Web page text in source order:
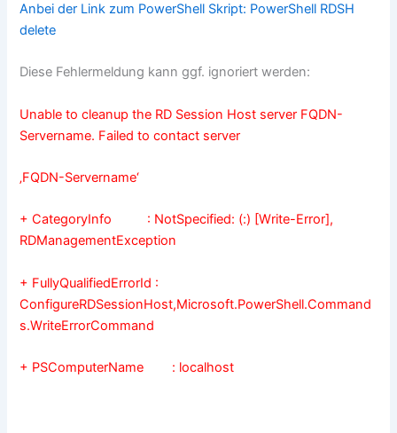
Anbei der Link zum PowerShell Skript: PowerShell RDSH
delete
Diese Fehlermeldung kann ggf. ignoriert werden:
Unable to cleanup the RD Session Host server FQDN-
Servername. Failed to contact server
‚FQDN-Servername‘
+ CategoryInfo : NotSpecified: (:) [Write-Error],
RDManagementException
+ FullyQualifiedErrorId :
ConfigureRDSessionHost,Microsoft.PowerShell.Command
s.WriteErrorCommand
+ PSComputerName : localhost